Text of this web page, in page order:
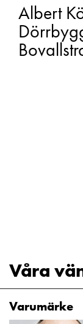
Albert
Våra
Varumärke